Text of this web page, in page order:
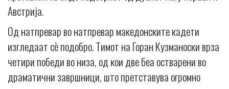
Австрија.
Од натпревар во натпревар македонските кадети
изгледаат сè подобро. Тимот на Горан Кузманоски врза
четири победи во низа, од кои две беа остварени во
драматични завршници, што претставува огромно